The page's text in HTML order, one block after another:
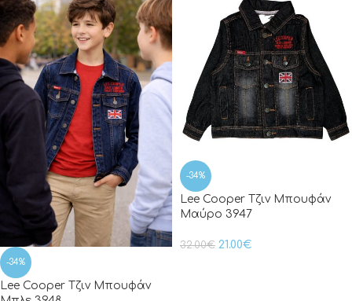
-34%
Lee Cooper Τζιν Μπουφάν
-34%
Lee Cooper Τζιν Μπουφάν
Μαύρο 3947
32.00€ 21.00€